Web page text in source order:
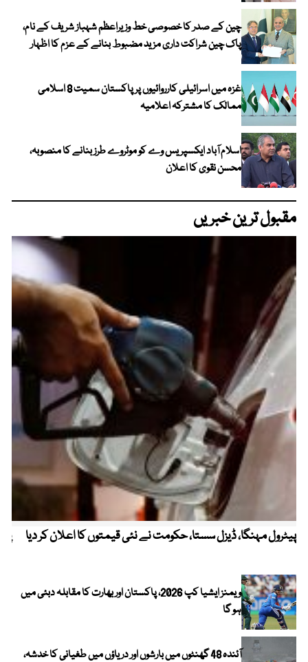
چین کے صدر کا خصوصی خط وزیراعظم شہباز شریف کے نام،
پاک چین شراکت داری مزید مضبوط بنانے کے عزم کا اظہار
غزہ میں اسرائیلی کارروائیوں پر پاکستان سمیت 8 اسلامی
ممالک کا مشترکہ اعلامیہ
اسلام آباد ایکسپریس وے کو موٹروے طرز بنانے کا منصوبہ،
محسن نقوی کا اعلان
مقبول ترین خبریں
پیٹرول مہنگا، ڈیزل سستا، حکومت نے نئی قیمتوں کا اعلان کر دیا
ویمنز ایشیا کپ 2026، پاکستان اور بھارت کا مقابلہ دبئی میں
ہو گا
آئندہ 48 گھنٹوں میں بارشوں اور دریاؤں میں طغیانی کا خدشہ،